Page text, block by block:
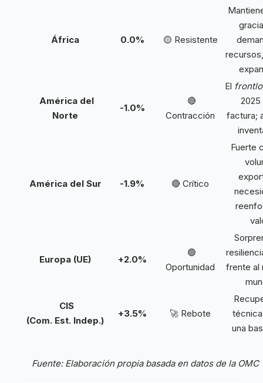
África 0.0% 🟡 Resistente
América del
Norte
-1.0%
🔴
Contracción
El
2025
factura;
América del Sur -1.9% 🔴 Crítico
Fuerte
Europa (UE) +2.0%
🟢
Oportunidad
frente al
CIS
(Com. Est. Indep.)
+3.5% 🚀 Rebote
una
Fuente: Elaboración propia basada en datos de la OMC